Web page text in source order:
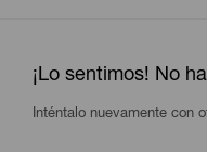
¡Lo sentimos! No
Inténtalo nuevamente con